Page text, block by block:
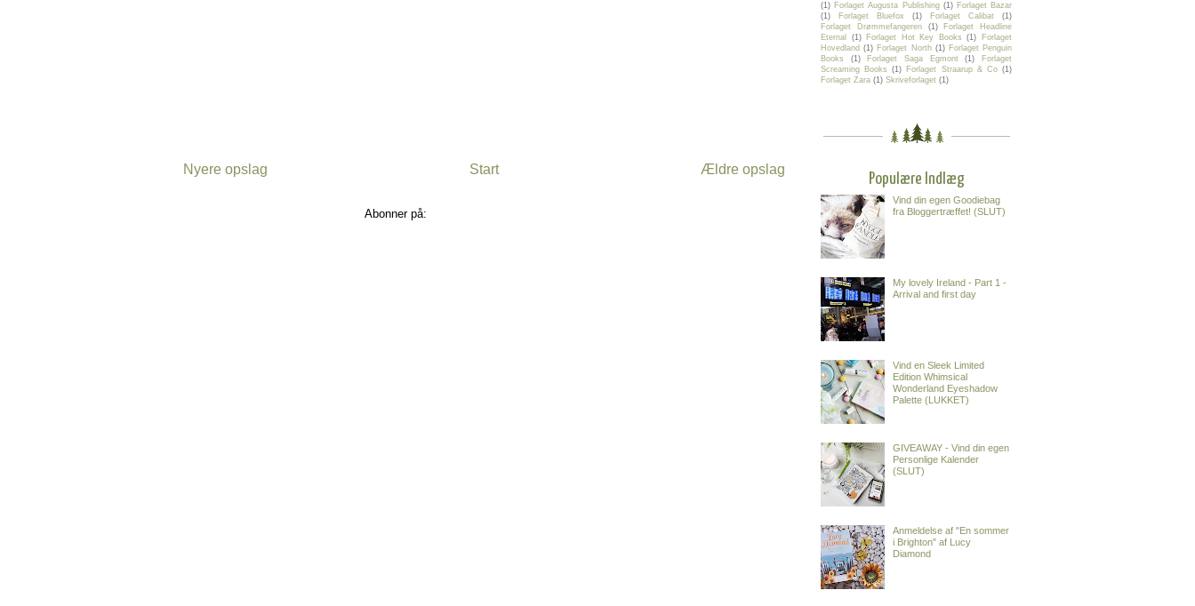
Nyere opslag Ældre opslag
Start
Abonner på:
(1) Forlaget Augusta Publishing (1) Forlaget Bazar
(1)
Forlaget Bluefox (1) Forlaget Calibat
(1)
Forlaget Drømmefangeren
(1)
Forlaget Headline
Eternal
(1) Forlaget Hot Key Books (1)
Forlaget
Hovedland (1) Forlaget North (1) Forlaget Penguin
Books
(1) Forlaget Saga Egmont (1)
Forlaget
Screaming Books
(1) Forlaget Straarup & Co (1)
Forlaget Zara (1) Skriveforlaget (1)
Populære Indlæg
Vind din egen Goodiebag
fra Bloggertræffet! (SLUT)
My lovely Ireland - Part 1 -
Arrival and first day
Vind en Sleek Limited
Edition Whimsical
Wonderland Eyeshadow
Palette (LUKKET)
GIVEAWAY - Vind din egen
Personlige Kalender
(SLUT)
Anmeldelse af "En sommer
i Brighton" af Lucy
Diamond